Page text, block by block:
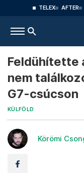
TELEX AFTER
Feldühítette
nem
G7-csúcson
KÜLFÖLD
Körömi